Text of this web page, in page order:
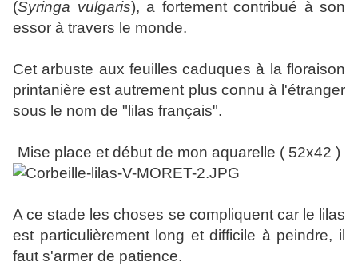
(Syringa vulgaris), a fortement contribué à son
essor à travers le monde.
Cet arbuste aux feuilles caduques à la floraison
printanière est autrement plus connu à l'étranger
sous le nom de "lilas français".
Mise place et début de mon aquarelle ( 52x42 )
A ce stade les choses se compliquent car le lilas
est particulièrement long et difficile à peindre, il
faut s'armer de patience.